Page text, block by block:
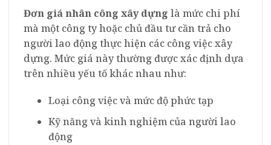
Đơn giá nhân công xây dựng là mức chi phí
mà một công ty hoặc chủ đầu tư cần trả cho
người lao động thực hiện các công việc xây
dựng. Mức giá này thường được xác định dựa
trên nhiều yếu tố khác nhau như:
Loại công việc và mức độ phức tạp
Kỹ năng và kinh nghiệm của người lao
động